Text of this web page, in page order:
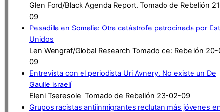
Glen Ford/Black Agenda Report. Tomado de Rebelión
09
Pesadilla en Somalia: Otra catástrofe patrocinada por
Unidos
Len Wengraf/Global Research Tomado de: Rebelión
09
Entrevista con el periodista Uri Avnery. No existe un De
Gaulle israelí
Eleni Tseresole. Tomado de Rebelión 23-02-09
Grupos racistas antiinmigrantes reclutan más jóvenes